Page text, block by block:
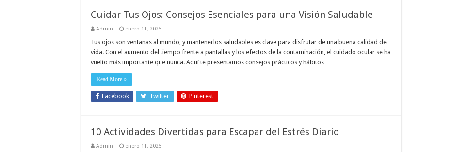
Cuidar Tus Ojos: Consejos Esenciales para una Visión Saludable
Admin enero 11, 2025
Tus ojos son ventanas al mundo, y mantenerlos saludables es clave para disfrutar de una buena calidad de
vida. Con el aumento del tiempo frente a pantallas y los efectos de la contaminación, el cuidado ocular se ha
vuelto más importante que nunca. Aquí te presentamos consejos prácticos y hábitos …
Read More »
Facebook Twitter Pinterest
10 Actividades Divertidas para Escapar del Estrés Diario
Admin enero 11, 2025